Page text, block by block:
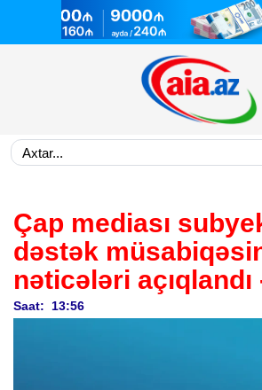
Çap mediası
dəstək
nəticələri açıqlandı
Saat: 13:56